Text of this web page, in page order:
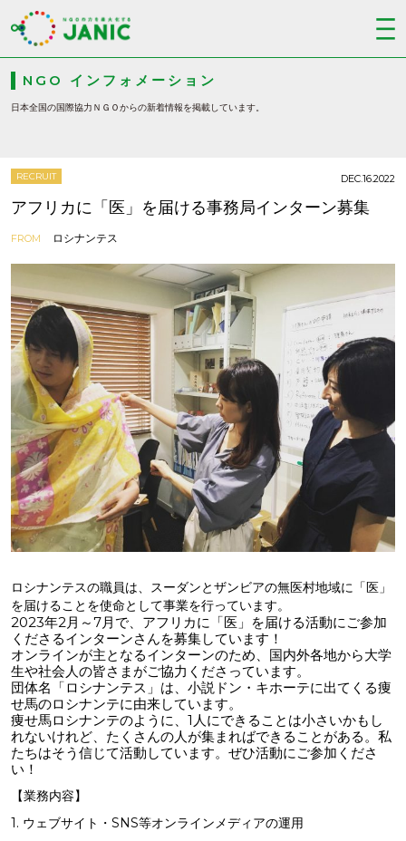
NGO インフォメーション
日本全国の国際協力ＮＧＯからの新着情報を掲載しています。
RECRUIT
アフリカに「医」を届ける事務局インターン募集
FROM ロシナンテス
DEC.16.2022
ロシナンテスの職員は、スーダンとザンビアの無医村地域に「医」
を届けることを使命として事業を行っています。
2023年2月～7月で、アフリカに「医」を届ける活動にご参加
くださるインターンさんを募集しています！
オンラインが主となるインターンのため、国内外各地から大学
生や社会人の皆さまがご協力くださっています。
団体名「ロシナンテス」は、小説ドン・キホーテに出てくる痩
せ馬のロシナンテに由来しています。
痩せ馬ロシナンテのように、1人にできることは小さいかもし
れないけれど、たくさんの人が集まればできることがある。私
たちはそう信じて活動しています。ぜひ活動にご参加くださ
い！
【業務内容】
1. ウェブサイト・SNS等オンラインメディアの運用